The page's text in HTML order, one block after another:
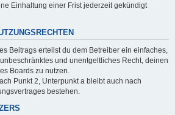
Einhaltung einer Frist jederzeit gekündigt
Beitrags erteilst du dem Betreiber ein einfaches,
und unentgeltliches Recht, deinen
Boards zu nutzen.
Punkt 2, Unterpunkt a bleibt auch nach
bestehen.